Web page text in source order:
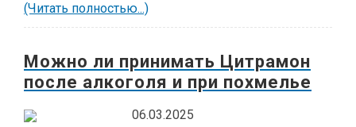
(Читать полностью...)
Можно ли принимать Цитрамон
после алкоголя и при похмелье
06.03.2025